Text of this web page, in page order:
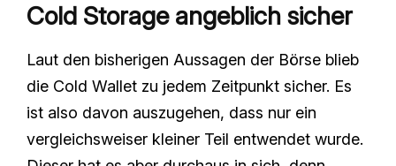
Cold Storage angeblich sicher
Laut den bisherigen Aussagen der Börse blieb
die Cold Wallet zu jedem Zeitpunkt sicher. Es
ist also davon auszugehen, dass nur ein
vergleichsweiser kleiner Teil entwendet wurde.